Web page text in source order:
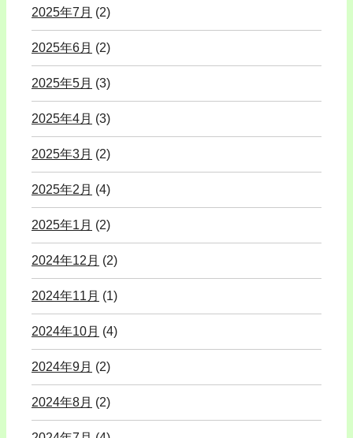
2025年7月 (2)
2025年6月 (2)
2025年5月 (3)
2025年4月 (3)
2025年3月 (2)
2025年2月 (4)
2025年1月 (2)
2024年12月 (2)
2024年11月 (1)
2024年10月 (4)
2024年9月 (2)
2024年8月 (2)